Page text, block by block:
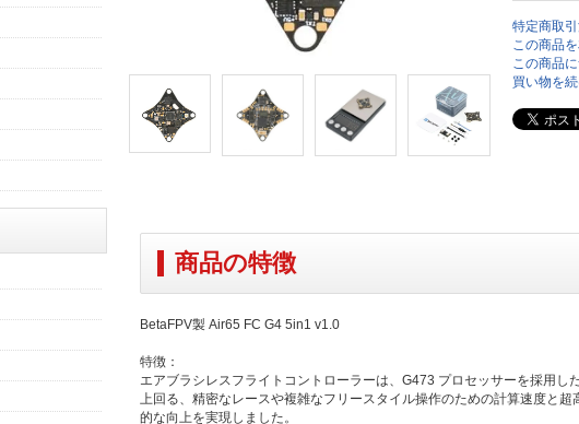
特定商取
この商品
この商品
買い物を
商品の特徴
BetaFPV製 Air65 FC G4 5in1 v1.0
特徴：
エアブラシレスフライトコントローラーは、G473 プロセッサーを採用し
上回る、精密なレースや複雑なフリースタイル操作のための計算速度と超
的な向上を実現しました。